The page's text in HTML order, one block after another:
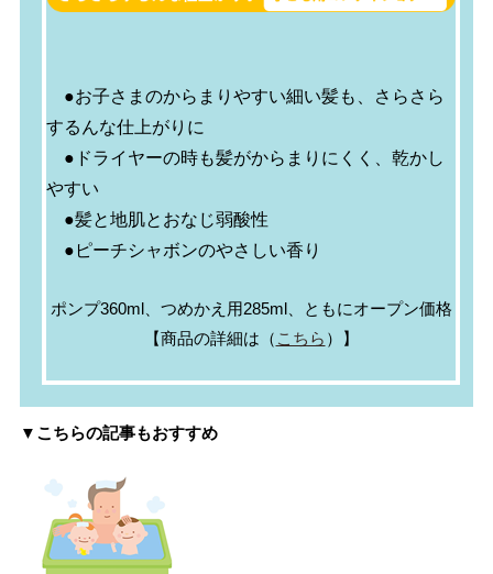
●お子さまのからまりやすい細い髪も、さらさら
するんな仕上がりに
●ドライヤーの時も髪がからまりにくく、乾かし
やすい
●髪と地肌とおなじ弱酸性
●ピーチシャボンのやさしい香り
ポンプ360ml、つめかえ用285ml、ともにオープン価格
【商品の詳細は（ こちら ）】
▼こちらの記事もおすすめ